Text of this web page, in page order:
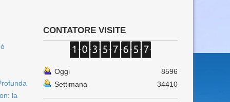
la
CONTATORE VISITE
Oggi
8596
Settimana
34410